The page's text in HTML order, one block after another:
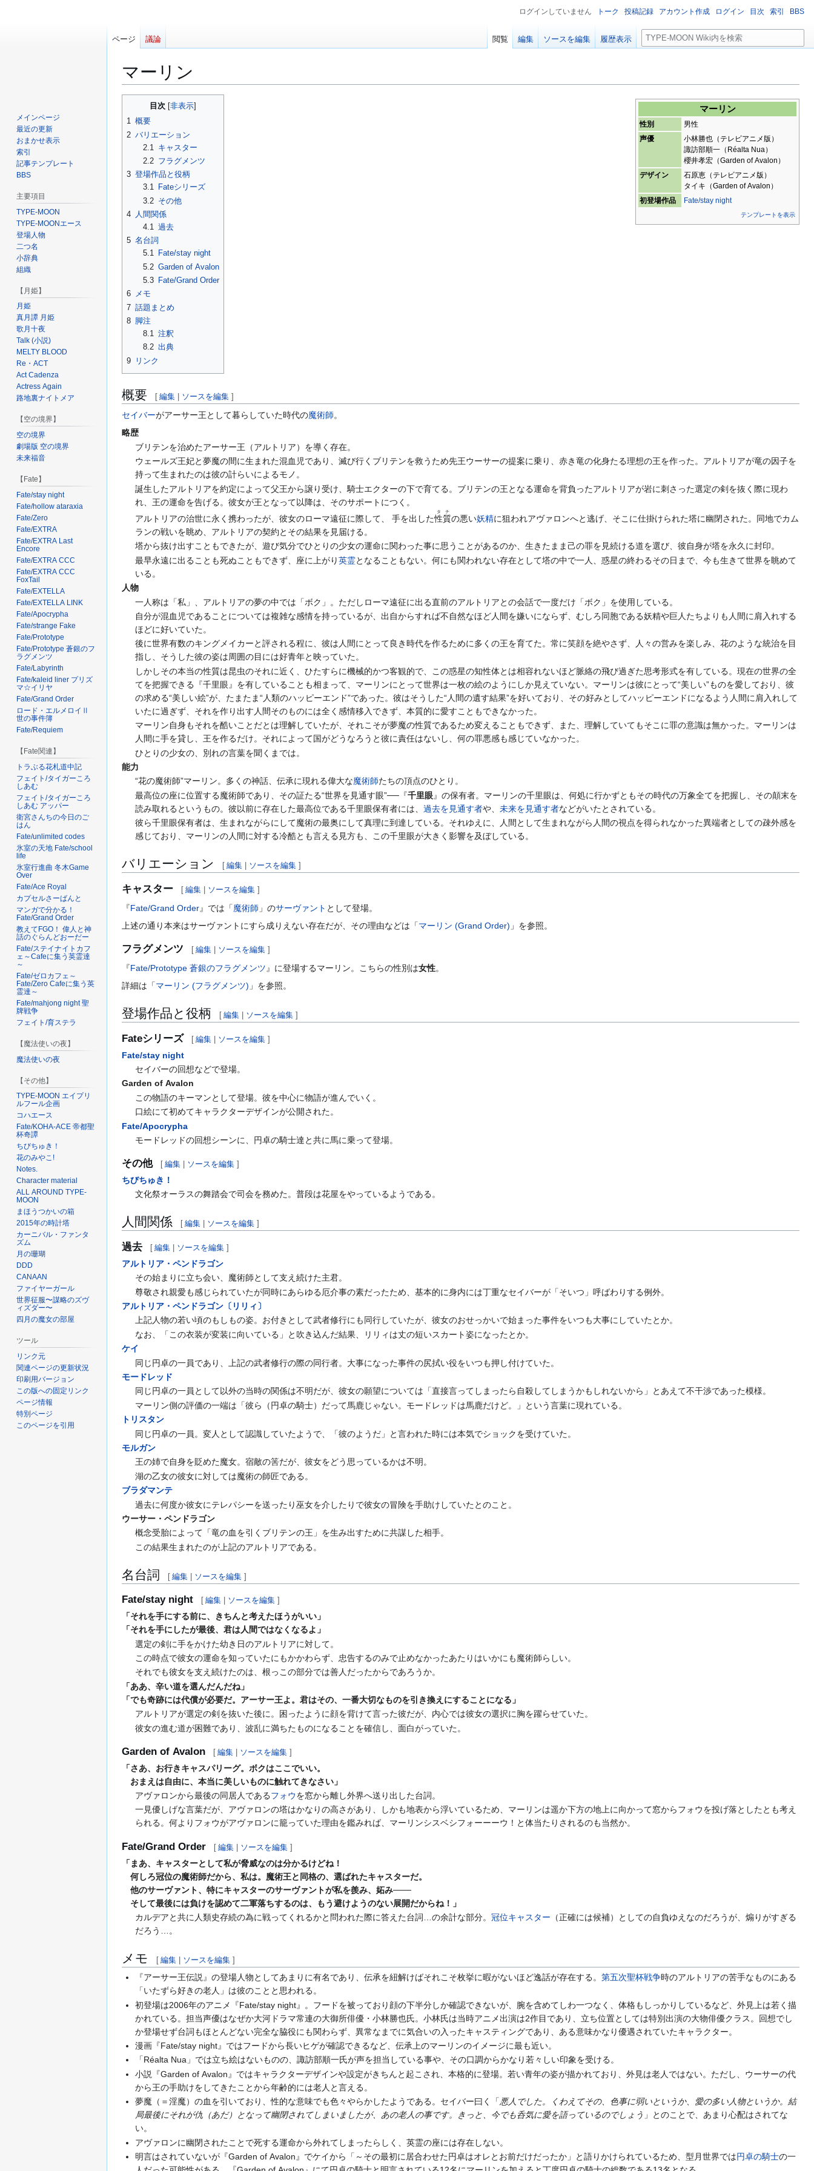
マーリン
ー
移
マーリン
性別
男性
声優
小林勝也（テレビアニメ版）
諏訪部順一（Réalta Nua）
櫻井孝宏（Garden of Avalon）
デザイン
石原恵（テレビアニメ版）
タイキ（Garden of Avalon）
初登場作品
Fate/stay night
テンプレートを表示
目次
1 概要
2 バリエーション
2.1
キャスター
2.2 フラグメンツ
3 登場作品と役柄
3.1
Fateシリーズ
3.2 その他
4 人間関係
4.1 過去
5 名台詞
5.1
Fate/stay night
5.2 Garden of Avalon
5.3
Fate/Grand Order
6 メモ
7 話題まとめ
8 脚注
8.1 注釈
8.2 出典
9
リンク
概要 [ 編集 ソースを編集 ]
セイバーがアーサー王として暮らしていた時代の魔術師。
略歴
ブリテンを治めたアーサー王（アルトリア）を導く存在。
ウェールズ王妃と夢魔の間に生まれた混血児であり、滅び行くブリテンを救うため先王ウーサーの提案に乗り、赤き竜の化身たる理想の王を作った。アルトリアが竜の因子を
持って生まれたのは彼の計らいによるモノ。
誕生したアルトリアを約定によって父王から譲り受け、騎士エクターの下で育てる。ブリテンの王となる運命を背負ったアルトリアが岩に刺さった選定の剣を抜く際に現わ
れ、王の運命を告げる。彼女が王となって以降は、そのサポートにつく。
アルトリアの治世に永く携わったが、彼女のローマ遠征に際して、 手を出した性質
タチ
の悪い妖精に狙われアヴァロンへと逃げ、そこに仕掛けられた塔に幽閉された。同地でカム
ランの戦いを眺め、アルトリアの契約とその結果を見届ける。
塔から抜け出すこともできたが、遊び気分でひとりの少女の運命に関わった事に思うことがあるのか、生きたまま己の罪を見続ける道を選び、彼自身が塔を永久に封印。
最早永遠に出ることも死ぬこともできず、座に上がり英霊となることもない。何にも関われない存在として塔の中で一人、惑星の終わるその日まで、今も生きて世界を眺めて
いる。
人物
一人称は「私」、アルトリアの夢の中では「ボク」。ただしローマ遠征に出る直前のアルトリアとの会話で一度だけ「ボク」を使用している。
自分が混血児であることについては複雑な感情を持っているが、出自からすれば不自然なほど人間を嫌いにならず、むしろ同胞である妖精や巨人たちよりも人間に肩入れする
ほどに好いていた。
後に世界有数のキングメイカーと評される程に、彼は人間にとって良き時代を作るために多くの王を育てた。常に笑顔を絶やさず、人々の営みを楽しみ、花のような統治を目
指し、そうした彼の姿は周囲の目には好青年と映っていた。
しかしその本当の性質は昆虫のそれに近く、ひたすらに機械的かつ客観的で、この惑星の知性体とは相容れないほど脈絡の飛び過ぎた思考形式を有している。現在の世界の全
てを把握できる『千里眼』を有していることも相まって、マーリンにとって世界は一枚の絵のようにしか見えていない。マーリンは彼にとって“美しい”ものを愛しており、彼
の求める“美しい絵”が、たまたま“人類のハッピーエンド”であった。彼はそうした“人間の遺す結果”を好いており、その好みとしてハッピーエンドになるよう人間に肩入れして
いたに過ぎず、それを作り出す人間そのものには全く感情移入できず、本質的に愛すこともできなかった。
マーリン自身もそれを酷いことだとは理解していたが、それこそが夢魔の性質であるため変えることもできず、また、理解していてもそこに罪の意識は無かった。マーリンは
人間に手を貸し、王を作るだけ。それによって国がどうなろうと彼に責任はないし、何の罪悪感も感じていなかった。
ひとりの少女の、別れの言葉を聞くまでは。
能力
“花の魔術師”マーリン。多くの神話、伝承に現れる偉大な魔術師たちの頂点のひとり。
最高位の座に位置する魔術師であり、その証たる“世界を見通す眼”──『千里眼』の保有者。マーリンの千里眼は、何処に行かずともその時代の万象全てを把握し、その顛末を
読み取れるというもの。彼以前に存在した最高位である千里眼保有者には、過去を見通す者や、未来を見通す者などがいたとされている。
彼ら千里眼保有者は、生まれながらにして魔術の最奥にして真理に到達している。それゆえに、人間として生まれながら人間の視点を得られなかった異端者としての疎外感を
感じており、マーリンの人間に対する冷酷とも言える見方も、この千里眼が大きく影響を及ぼしている。
バリエーション [ 編集 ソースを編集 ]
キャスター [ 編集 | ソースを編集 ]
『Fate/Grand Order』では「魔術師 」のサーヴァント として登場。
上述の通り本来はサーヴァントにすら成りえない存在だが、その理由などは「マーリン (Grand Order) 」を参照。
フラグメンツ [ 編集 ソースを編集 ]
『Fate/Prototype 蒼銀のフラグメンツ 』に登場するマーリン。こちらの性別は女性。
詳細は「マーリン (フラグメンツ) 」を参照。
登場作品と役柄 [ 編集 ソースを編集 ]
Fateシリーズ [ 編集 ソースを編集 ]
Fate/stay night
セイバーの回想などで登場。
Garden of Avalon
この物語のキーマンとして登場。彼を中心に物語が進んでいく。
口絵にて初めてキャラクターデザインが公開された。
Fate/Apocrypha
モードレッドの回想シーンに、円卓の騎士達と共に馬に乗って登場。
その他 [ 編集 ソースを編集 ]
ちびちゅき！
文化祭オーラスの舞踏会で司会を務めた。普段は花屋をやっているようである。
人間関係 [ 編集 ソースを編集 ]
過去 [ 編集 ソースを編集 ]
アルトリア・ペンドラゴン
その始まりに立ち会い、魔術師として支え続けた主君。
尊敬され親愛も感じられていたが同時にあらゆる厄介事の素だったため、基本的に身内には丁重なセイバーが「そいつ」呼ばわりする例外。
アルトリア・ペンドラゴン〔リリィ〕
上記人物の若い頃のもしもの姿。お付きとして武者修行にも同行していたが、彼女のおせっかいで始まった事件をいつも大事にしていたとか。
なお、「この衣装が変装に向いている」と吹き込んだ結果、リリィは丈の短いスカート姿になったとか。
ケイ
同じ円卓の一員であり、上記の武者修行の際の同行者。大事になった事件の尻拭い役をいつも押し付けていた。
モードレッド
同じ円卓の一員として以外の当時の関係は不明だが、彼女の願望については「直接言ってしまったら自殺してしまうかもしれないから」とあえて不干渉であった模様。
マーリン側の評価の一端は「彼ら（円卓の騎士）だって馬鹿じゃない。モードレッドは馬鹿だけど。」という言葉に現れている。
トリスタン
同じ円卓の一員。変人として認識していたようで、「彼のようだ」と言われた時には本気でショックを受けていた。
モルガン
王の姉で自身を貶めた魔女。宿敵の筈だが、彼女をどう思っているかは不明。
湖の乙女の彼女に対しては魔術の師匠である。
ブラダマンテ
過去に何度か彼女にテレパシーを送ったり巫女を介したりで彼女の冒険を手助けしていたとのこと。
ウーサー・ペンドラゴン
概念受胎によって「竜の血を引くブリテンの王」を生み出すために共謀した相手。
この結果生まれたのが上記のアルトリアである。
名台詞 [ 編集 | ソースを編集 ]
Fate/stay night [ 編集 ソースを編集 ]
「それを手にする前に、きちんと考えたほうがいい」
「それを手にしたが最後、君は人間ではなくなるよ」
選定の剣に手をかけた幼き日のアルトリアに対して。
この時点で彼女の運命を知っていたにもかかわらず、忠告するのみで止めなかったあたりはいかにも魔術師らしい。
それでも彼女を支え続けたのは、根っこの部分では善人だったからであろうか。
「ああ、辛い道を選んだんだね」
「でも奇跡には代償が必要だ。アーサー王よ。君はその、一番大切なものを引き換えにすることになる」
アルトリアが選定の剣を抜いた後に。困ったように顔を背けて言った彼だが、内心では彼女の選択に胸を躍らせていた。
彼女の進む道が困難であり、波乱に満ちたものになることを確信し、面白がっていた。
Garden of Avalon [ 編集 ソースを編集 ]
「さあ、お行きキャスパリーグ。ボクはここでいい。
おまえは自由に、本当に美しいものに触れてきなさい」
アヴァロンから最後の同居人であるフォウを窓から離し外界へ送り出した台詞。
一見優しげな言葉だが、アヴァロンの塔はかなりの高さがあり、しかも地表から浮いているため、マーリンは遥か下方の地上に向かって窓からフォウを投げ落としたとも考え
られる。何よりフォウがアヴァロンに籠っていた理由を鑑みれば、マーリンシスベシフォーーーウ！と体当たりされるのも当然か。
Fate/Grand Order [ 編集 ソースを編集 ]
「まあ、キャスターとして私が脅威なのは分かるけどね！
何しろ冠位の魔術師だから、私は。魔術王と同格の、選ばれたキャスターだ。
他のサーヴァント、特にキャスターのサーヴァントが私を羨み、妬み───
そして最後には負けを認めて二軍落ちするのは、もう避けようのない展開だからね！」
カルデアと共に人類史存続の為に戦ってくれるかと問われた際に答えた台詞…の余計な部分。冠位キャスター （正確には候補）としての自負ゆえなのだろうが、煽りがすぎる
だろう…。
メモ [ 編集 ソースを編集 ]
『アーサー王伝説』の登場人物としてあまりに有名であり、伝承を紐解けばそれこそ枚挙に暇がないほど逸話が存在する。第五次聖杯戦争時のアルトリアの苦手なものにある
「いたずら好きの老人」は彼のことと思われる。
初登場は2006年のアニメ『Fate/stay night』。フードを被っており顔の下半分しか確認できないが、腕を含めてしわ一つなく、体格もしっかりしているなど、外見上は若く描
かれている。担当声優はなぜか大河ドラマ常連の大御所俳優・小林勝也氏。小林氏は当時アニメ出演は2作目であり、立ち位置としては特別出演の大物俳優クラス。回想でし
か登場せず台詞もほとんどない完全な脇役にも関わらず、異常なまでに気合いの入ったキャスティングであり、ある意味かなり優遇されていたキャラクター。
漫画『Fate/stay night』ではフードから長いヒゲが確認できるなど、伝承上のマーリンのイメージに最も近い。
「Réalta Nua」では立ち絵はないものの、諏訪部順一氏が声を担当している事や、その口調からかなり若々しい印象を受ける。
小説『Garden of Avalon』ではキャラクターデザインや設定がきちんと起こされ、本格的に登場。若い青年の姿が描かれており、外見は老人ではない。ただし、ウーサーの代
から王の手助けをしてきたことから年齢的には老人と言える。
夢魔（＝淫魔）の血を引いており、性的な意味でも色々やらかしたようである。セイバー曰く「悪人でした。くわえてその、色事に弱いというか、愛の多い人物というか。結
局最後にそれが仇（あだ）となって幽閉されてしまいましたが、あの老人の事です。きっと、今でも呑気に愛を語っているのでしょう 」とのことで、あまり心配はされてな
い。
アヴァロンに幽閉されたことで死する運命から外れてしまったらしく、英霊の座には存在しない。
明言はされていないが『Garden of Avalon』でケイから「～その最初に居合わせた円卓はオレとお前だけだったか」と語りかけられているため、型月世界では円卓の騎士の一
ログインしていません トーク 投稿記録 アカウント作成 ログイン 目次 索引 BBS
ページ 議論 閲覧 編集 ソースを編集 履歴表示
検
索
メインページ
最近の更新
おまかせ表示
索引
記事テンプレート
BBS
主要項目
TYPE-MOON
TYPE-MOONエース
登場人物
二つ名
小辞典
組織
【月姫】
月姫
真月譚 月姫
歌月十夜
Talk (小説)
MELTY BLOOD
Re・ACT
Act Cadenza
Actress Again
路地裏ナイトメア
【空の境界】
空の境界
劇場版 空の境界
未来福音
【Fate】
Fate/stay night
Fate/hollow ataraxia
Fate/Zero
Fate/EXTRA
Fate/EXTRA Last
Encore
Fate/EXTRA CCC
Fate/EXTRA CCC
FoxTail
Fate/EXTELLA
Fate/EXTELLA LINK
Fate/Apocrypha
Fate/strange Fake
Fate/Prototype
Fate/Prototype 蒼銀のフ
ラグメンツ
Fate/Labyrinth
Fate/kaleid liner プリズ
マ☆イリヤ
Fate/Grand Order
ロード・エルメロイⅡ
世の事件簿
Fate/Requiem
【Fate関連】
トラぶる花札道中記
フェイト/タイガーころ
しあむ
フェイト/タイガーころ
しあむ アッパー
衛宮さんちの今日のご
はん
Fate/unlimited codes
氷室の天地 Fate/school
life
氷室行進曲 冬木Game
Over
Fate/Ace Royal
カプセルさーばんと
マンガで分かる！
Fate/Grand Order
教えてFGO！ 偉人と神
話のぐらんどおーだー
Fate/ステイナイトカフ
ェ～Cafeに集う英霊達
～
Fate/ゼロカフェ～
Fate/Zero Cafeに集う英
霊達～
Fate/mahjong night 聖
牌戦争
フェイト/育ステラ
【魔法使いの夜】
魔法使いの夜
【その他】
TYPE-MOON エイプリ
ルフール企画
コハエース
Fate/KOHA-ACE 帝都聖
杯奇譚
ちびちゅき！
花のみやこ!
Notes.
Character material
ALL AROUND TYPE-
MOON
まほうつかいの箱
2015年の時計塔
カーニバル・ファンタ
ズム
月の珊瑚
DDD
CANAAN
ファイヤーガール
世界征服〜謀略のズヴ
ィズダー〜
四月の魔女の部屋
ツール
リンク元
関連ページの更新状況
印刷用バージョン
この版への固定リンク
ページ情報
特別ページ
このページを引用